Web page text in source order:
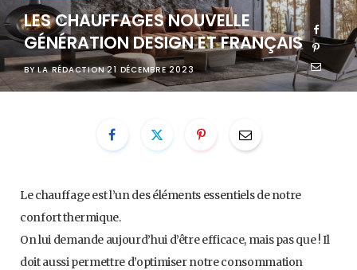
LES CHAUFFAGES NOUVELLE
GÉNÉRATION DESIGN ET FRANÇAIS
BY LA RÉDACTION 21 DÉCEMBRE 2023
Le chauffage est l’un des éléments essentiels de notre
confort thermique.
On lui demande aujourd’hui d’être efficace, mais pas que ! Il
doit aussi permettre d’optimiser notre consommation